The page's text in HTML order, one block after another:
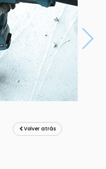
Volver atrás